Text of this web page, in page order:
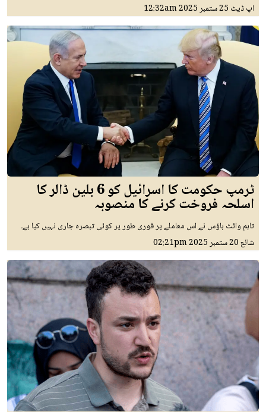
اپ ڈیٹ 25 ستمبر 2025 12:32am
ٹرمپ حکومت کا اسرائیل کو 6 بلین ڈالر کا
اسلحہ فروخت کرنے کا منصوبہ
تاہم وائٹ ہاؤس نے اس معاملے پر فوری طور پر کوئی تبصرہ جاری نہیں کیا ہے۔
شائع20 ستمبر 2025 02:21pm